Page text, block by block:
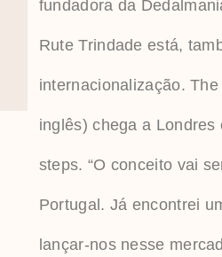
fundadora da
Rute Trindade está,
internacionalização.
inglês) chega a
steps. “O conceito vai
Portugal. Já encontrei
lançar-nos nesse